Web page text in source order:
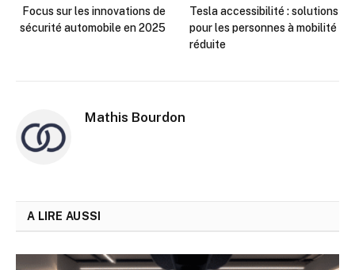
Focus sur les innovations de
sécurité automobile en 2025
Tesla accessibilité : solutions
pour les personnes à mobilité
réduite
Mathis Bourdon
A LIRE AUSSI